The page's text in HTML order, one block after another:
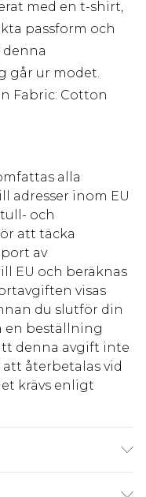
med en t-shirt,
passform och
går ur modet.
Fabric: Cotton
alla
adresser inom EU
och
att täcka
av
EU och beräknas
visas
du slutför din
en beställning
denna avgift inte
återbetalas vid
krävs enligt